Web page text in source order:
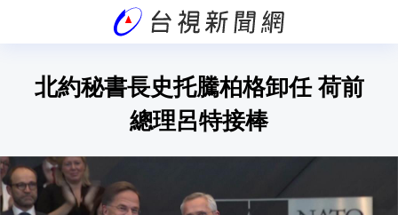
北約秘書長史托騰柏格卸任 荷前
總理呂特接棒